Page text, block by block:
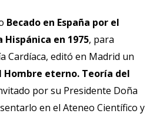
Becado en España por el
en 1975, para
Cardíaca, editó en Madrid un
Hombre eterno. Teoría del
por su Presidente Doña
en el Ateneo Científico y